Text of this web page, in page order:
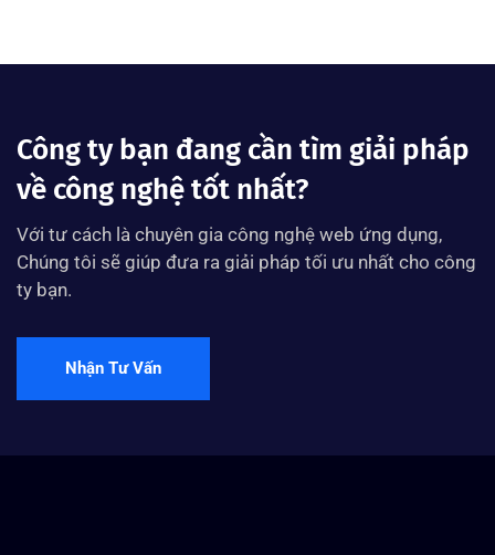
Công ty bạn đang cần tìm giải pháp
về công nghệ tốt nhất?
Với tư cách là chuyên gia công nghệ web ứng dụng,
Chúng tôi sẽ giúp đưa ra giải pháp tối ưu nhất cho công
ty bạn.
Nhận Tư Vấn